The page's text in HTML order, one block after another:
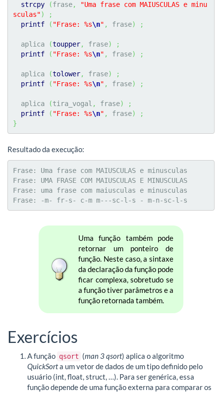
strcpy (frase,
"Uma frase com MAIUSCULAS e minu
sculas")
;
printf
( "Frase: %s\n" , frase) ;
  aplica
(toupper, frase)
;
printf
( "Frase: %s\n" , frase) ;
  aplica
(tolower, frase)
;
printf
( "Frase: %s\n" , frase) ;
  aplica
(tira_vogal , frase)
;
printf
( "Frase: %s\n" , frase)
;
}
Resultado da execução:
Frase: Uma frase com MAIUSCULAS e minusculas
Frase: UMA FRASE COM MAIUSCULAS E MINUSCULAS
Frase: uma frase com maiusculas e minusculas
Frase: -m- fr-s- c-m m---sc-l-s - m-n-sc-l-s
Uma função também pode
retornar um ponteiro de
função. Neste caso, a sintaxe
da declaração da função pode
ficar complexa, sobretudo se
a função tiver parâmetros e a
função retornada também.
Exercícios
A função qsort (man 3 qsort) aplica o algoritmo
QuickSorta um vetor de dados de um tipo definido pelo
usuário (int, float, struct, …). Para ser genérica, essa
função depende de uma função externa para comparar os